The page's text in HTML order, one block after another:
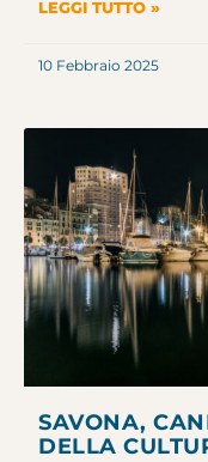
LEGGI TUTTO »
10 Febbraio 2025
SAVONA,
DELLA